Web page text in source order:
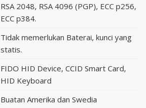
RSA 2048, RSA 4096 (PGP), ECC p256,
ECC p384.
Tidak memerlukan Baterai, kunci yang
statis.
FIDO HID Device, CCID Smart Card,
HID Keyboard
Buatan Amerika dan Swedia